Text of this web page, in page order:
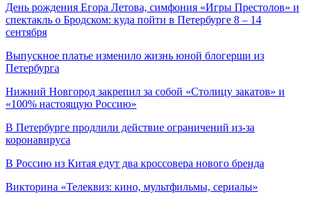
День рождения Егора Летова, симфония «Игры Престолов» и
спектакль о Бродском: куда пойти в Петербурге 8 – 14
сентября
Выпускное платье изменило жизнь юной блогерши из
Петербурга
Нижний Новгород закрепил за собой «Столицу закатов» и
«100% настоящую Россию»
В Петербурге продлили действие ограничений из-за
коронавируса
В Россию из Китая едут два кроссовера нового бренда
Викторина «Телеквиз: кино, мультфильмы, сериалы»